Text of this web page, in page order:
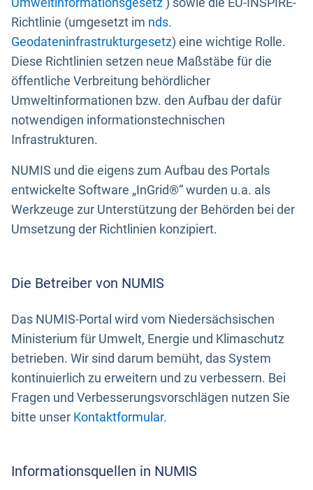
Richtlinie (umgesetzt im nds.
Geodateninfrastrukturgesetz) eine wichtige Rolle.
Diese Richtlinien setzen neue Maßstäbe für die
öffentliche Verbreitung behördlicher
Umweltinformationen bzw. den Aufbau der dafür
notwendigen informationstechnischen
Infrastrukturen.
NUMIS und die eigens zum Aufbau des Portals
entwickelte Software „InGrid®“ wurden u.a. als
Werkzeuge zur Unterstützung der Behörden bei der
Umsetzung der Richtlinien konzipiert.
Die Betreiber von NUMIS
Das NUMIS-Portal wird vom Niedersächsischen
Ministerium für Umwelt, Energie und Klimaschutz
betrieben. Wir sind darum bemüht, das System
kontinuierlich zu erweitern und zu verbessern. Bei
Fragen und Verbesserungsvorschlägen nutzen Sie
bitte unser Kontaktformular.
Informationsquellen in NUMIS